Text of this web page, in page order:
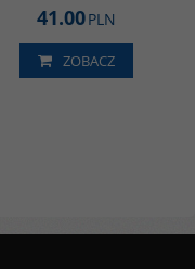
41.00PLN
ZOBACZ